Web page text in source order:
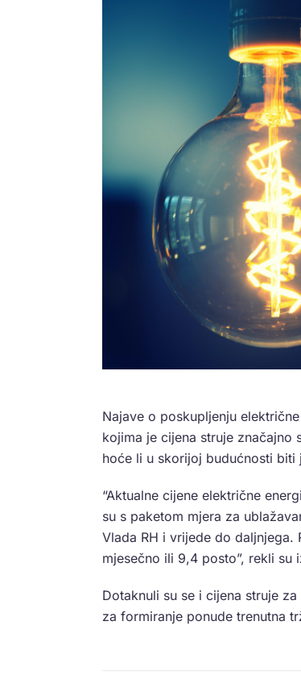
Najave o poskupljenju
kojima je cijena struje značajno
hoće li u skorijoj budućnosti biti
“Aktualne cijene električne
su s paketom mjera za
Vlada RH i vrijede do daljnjega.
mjesečno ili 9,4 posto”, rekli su
Dotaknuli su se i cijena struje
za formiranje ponude trenutna